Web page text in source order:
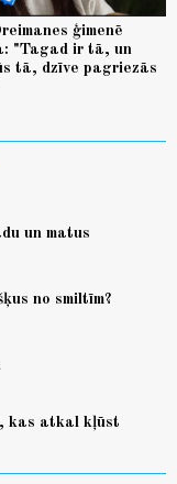
ģimenē
"Tagad ir tā, un
tā, dzīve pagriezās
un matus
no smiltīm?
kas atkal kļūst